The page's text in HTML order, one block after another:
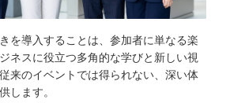
を導入することは、参加者に単なる楽
ネスに役立つ多角的な学びと新しい視
来のイベントでは得られない、深い体
します。